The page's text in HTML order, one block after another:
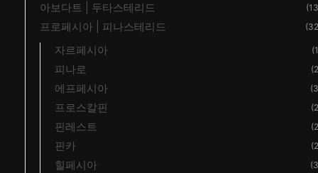
아보다트 | 두타스테리드
프로페시아 | 피나스테리드
자르페시아
피나로
에프페시아
프로스칼핀
핀레스트
핀카
힐페시아